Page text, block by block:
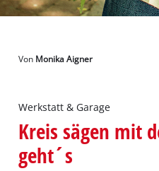
English
Von Monika Aigner
Werkstatt & Garage
Kreis sägen mit
geht´s